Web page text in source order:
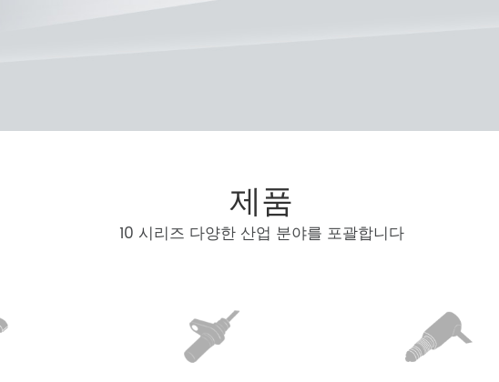
제품
10 시리즈 다양한 산업 분야를 포괄합니다